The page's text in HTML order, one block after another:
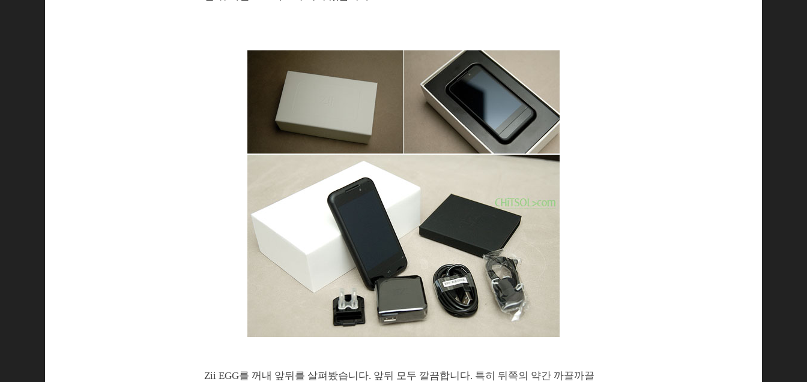
Zii EGG를 꺼내 앞뒤를 살펴봤습니다. 앞뒤 모두 깔끔합니다. 특히 뒤쪽의 약간 까끌까끌